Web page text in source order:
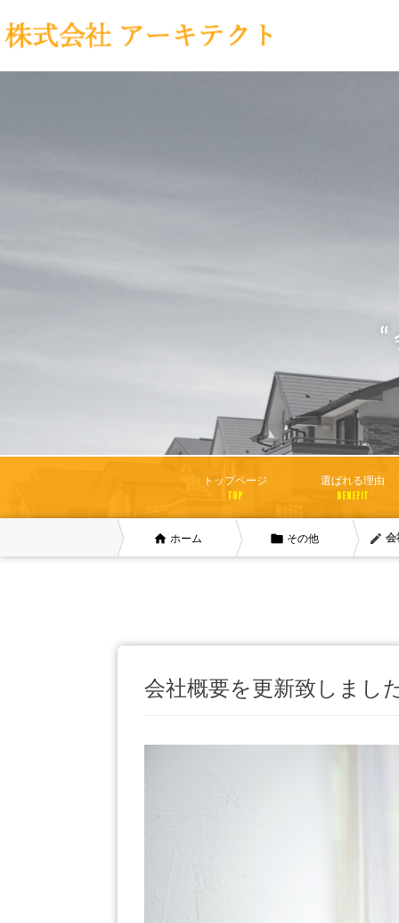
トップページ
TOP
選ばれる理由
BENEFIT
home ホーム folder その他 mode_edit 会
会社概要を更新致しまし